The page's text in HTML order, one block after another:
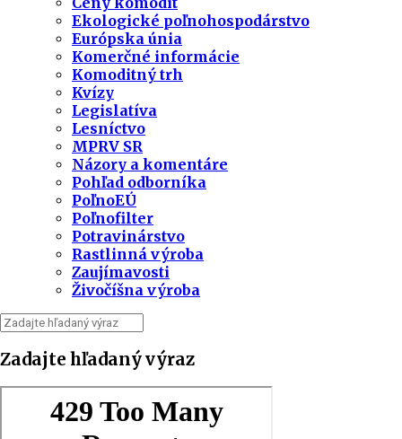
Ekologické poľnohospodárstvo
Európska únia
Komerčné informácie
Komoditný trh
Kvízy
Legislatíva
Lesníctvo
MPRV SR
Názory a komentáre
Pohľad odborníka
PoľnoEÚ
Poľnofilter
Potravinárstvo
Rastlinná výroba
Zaujímavosti
Živočíšna výroba
Zadajte hľadaný výraz